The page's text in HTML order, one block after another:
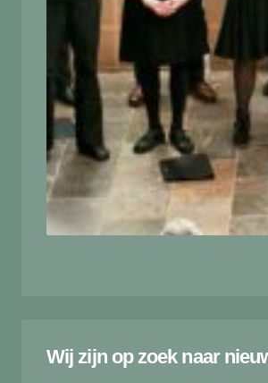
Wij zijn op zoek naar